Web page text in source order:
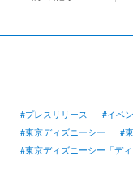
#プレスリリース #イベ
#東京ディズニーシー
#
#東京ディズニーシー「デ